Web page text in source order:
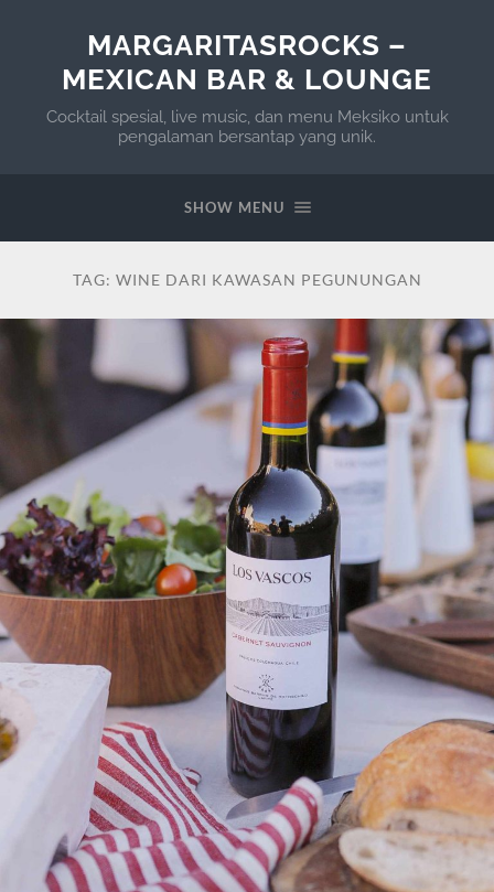
MARGARITASROCKS –
MEXICAN BAR & LOUNGE
Cocktail spesial, live music, dan menu Meksiko untuk
pengalaman bersantap yang unik.
SHOW MENU
TAG: WINE DARI KAWASAN PEGUNUNGAN